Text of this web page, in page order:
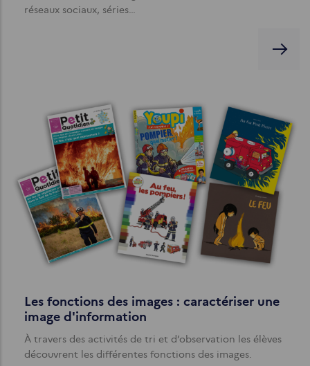
réseaux sociaux, séries…
Les fonctions des images : caractériser une
image d'information
À travers des activités de tri et d’observation les élèves
découvrent les différentes fonctions des images.